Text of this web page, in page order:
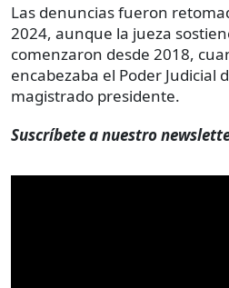
Las denuncias fueron
2024, aunque la jueza
comenzaron desde 2018,
encabezaba el Poder Judicial
magistrado presidente.
Suscríbete a nuestro